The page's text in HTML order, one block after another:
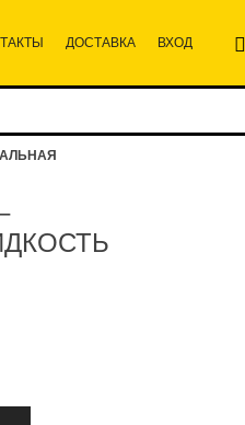
ДОСТАВКА ВХОД